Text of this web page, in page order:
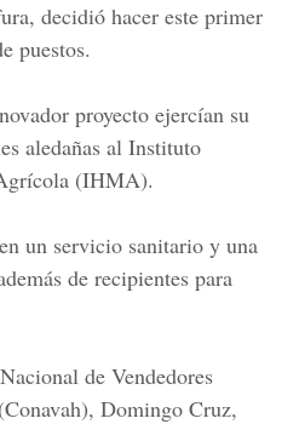
decidió hacer este primer
puestos.
proyecto ejercían su
aledañas al Instituto
(IHMA).
un servicio sanitario y una
de recipientes para
de Vendedores
Domingo Cruz,